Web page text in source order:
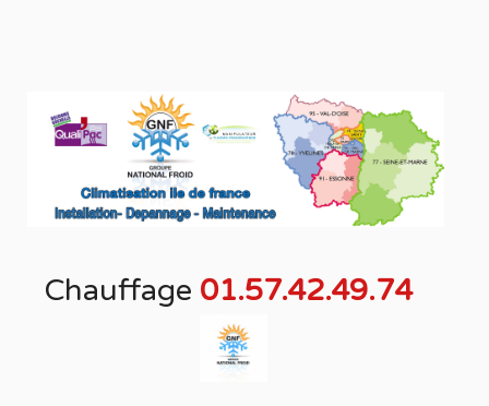
Chauffage 01.57.42.49.74